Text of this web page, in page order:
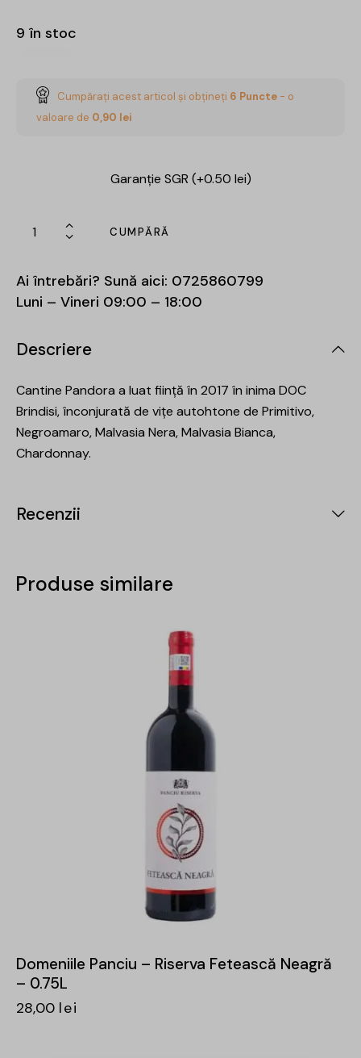
9 în stoc
Cumpărați acest articol și obțineți 6 Puncte - o
valoare de 0,90 lei
Garanție SGR (+0.50 lei)
CUMPĂRĂ
Ai întrebări? Sună aici: 0725860799
Luni – Vineri 09:00 – 18:00
Descriere
Cantine Pandora a luat ființă în 2017 în inima DOC
Brindisi, înconjurată de vițe autohtone de Primitivo,
Negroamaro, Malvasia Nera, Malvasia Bianca,
Chardonnay.
Recenzii
Produse similare
Domeniile Panciu – Riserva Fetească Neagră
– 0.75L
28,00 lei